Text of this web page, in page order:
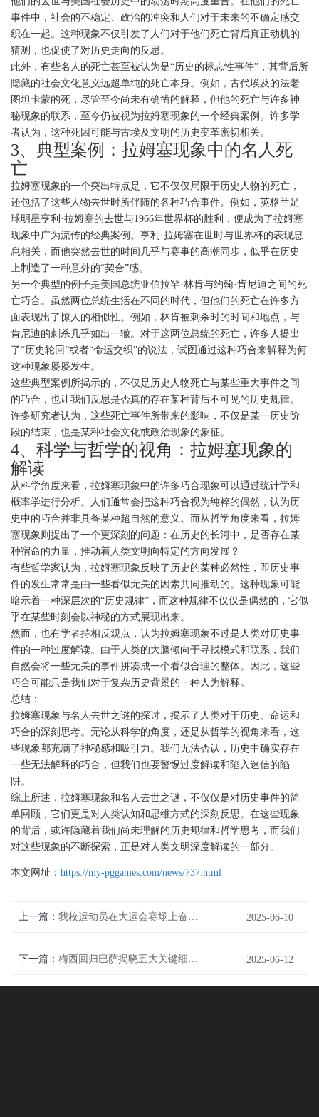
事件中，社会的不稳定、政治的冲突和人们对于未来的不确定感交
织在一起。这种现象不仅引发了人们对于他们死亡背后真正动机的
猜测，也促使了对历史走向的反思。
此外，有些名人的死亡甚至被认为是“历史的标志性事件”，其背后所
隐藏的社会文化意义远超单纯的死亡本身。例如，古代埃及的法老
图坦卡蒙的死，尽管至今尚未有确凿的解释，但他的死亡与许多神
秘现象的联系，至今仍被视为拉姆塞现象的一个经典案例。许多学
者认为，这种死因可能与古埃及文明的历史变革密切相关。
3、典型案例：拉姆塞现象中的名人死
亡
拉姆塞现象的一个突出特点是，它不仅仅局限于历史人物的死亡，
还包括了这些人物去世时所伴随的各种巧合事件。例如，英格兰足
球明星亨利·拉姆塞的去世与1966年世界杯的胜利，便成为了拉姆塞
现象中广为流传的经典案例。亨利·拉姆塞在世时与世界杯的表现息
息相关，而他突然去世的时间几乎与赛事的高潮同步，似乎在历史
上制造了一种意外的“契合”感。
另一个典型的例子是美国总统亚伯拉罕·林肯与约翰·肯尼迪之间的死
亡巧合。虽然两位总统生活在不同的时代，但他们的死亡在许多方
面表现出了惊人的相似性。例如，林肯被刺杀时的时间和地点，与
肯尼迪的刺杀几乎如出一辙。对于这两位总统的死亡，许多人提出
了“历史轮回”或者“命运交织”的说法，试图通过这种巧合来解释为何
这种现象屡屡发生。
这些典型案例所揭示的，不仅是历史人物死亡与某些重大事件之间
的巧合，也让我们反思是否真的存在某种背后不可见的历史规律。
许多研究者认为，这些死亡事件所带来的影响，不仅是某一历史阶
段的结束，也是某种社会文化或政治现象的象征。
4、科学与哲学的视角：拉姆塞现象的
解读
从科学角度来看，拉姆塞现象中的许多巧合现象可以通过统计学和
概率学进行分析。人们通常会把这种巧合视为纯粹的偶然，认为历
史中的巧合并非具备某种超自然的意义。而从哲学角度来看，拉姆
塞现象则提出了一个更深刻的问题：在历史的长河中，是否存在某
种宿命的力量，推动着人类文明向特定的方向发展？
有些哲学家认为，拉姆塞现象反映了历史的某种必然性，即历史事
件的发生常常是由一些看似无关的因素共同推动的。这种现象可能
暗示着一种深层次的“历史规律”，而这种规律不仅仅是偶然的，它似
乎在某些时刻会以神秘的方式展现出来。
然而，也有学者持相反观点，认为拉姆塞现象不过是人类对历史事
件的一种过度解读。由于人类的大脑倾向于寻找模式和联系，我们
自然会将一些无关的事件拼凑成一个看似合理的整体。因此，这些
巧合可能只是我们对于复杂历史背景的一种人为解释。
总结：
拉姆塞现象与名人去世之谜的探讨，揭示了人类对于历史、命运和
巧合的深刻思考。无论从科学的角度，还是从哲学的视角来看，这
些现象都充满了神秘感和吸引力。我们无法否认，历史中确实存在
一些无法解释的巧合，但我们也要警惕过度解读和陷入迷信的陷
阱。
综上所述，拉姆塞现象和名人去世之谜，不仅仅是对历史事件的简
单回顾，它们更是对人类认知和思维方式的深刻反思。在这些现象
的背后，或许隐藏着我们尚未理解的历史规律和哲学思考，而我们
对这些现象的不断探索，正是对人类文明深度解读的一部分。
本文网址： https://my-pggames.com/news/737.html
上一篇： 2025-06-10
下一篇： 2025-06-12